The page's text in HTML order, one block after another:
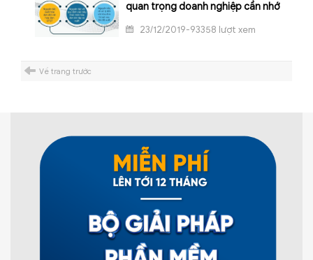
quan trọng doanh nghiệp cần nhớ
23/12/2019-93358 lượt xem
Về trang trước